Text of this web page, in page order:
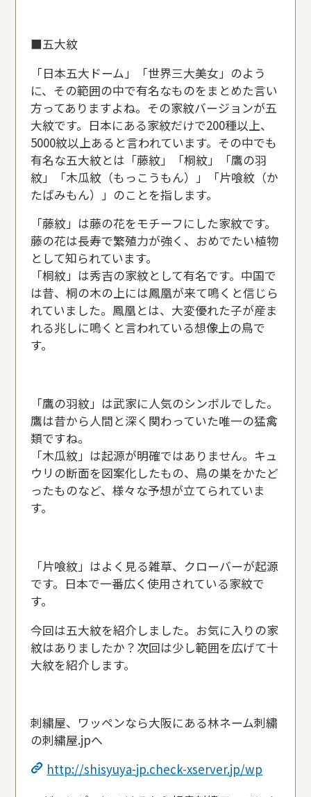
■五大紋
「日本五大ドーム」「世界三大美女」のよう
に、その範囲の中で有名なものをまとめた言い
方ってありますよね。その家紋バージョンが五
大紋です。日本にある家紋だけで200種以上、
5000紋以上あると言われています。その中でも
有名な五大紋とは「藤紋」「桐紋」「鷹の羽
紋」「木瓜紋（もっこうもん）」「片喰紋（か
たばみもん）」のことを指します。
「藤紋」は藤の花をモチーフにした家紋です。
藤の花は長寿で繁殖力が強く、おめでたい植物
として知られています。
「桐紋」は秀吉の家紋として有名です。中国で
は昔、桐の木の上には鳳凰が来て鳴くと信じら
れていました。鳳凰とは、大変優れた子が産ま
れる兆しに鳴くと言われている想像上の鳥で
す。
「鷹の羽紋」は武家に人気のシンボルでした。
鷹は昔から人間と深く関わっていた唯一の猛禽
類ですね。
「木瓜紋」は起源が明確ではありません。キュ
ウリの断面を図案化したもの、鳥の巣をかたど
ったものなど、様々な予想が立てられていま
す。
「片喰紋」はよく見る雑草、クローバーが起源
です。日本で一番広く使用されている家紋で
す。
今回は五大紋を紹介しました。お気に入りの家
紋はありましたか？次回は少し範囲を広げて十
大紋を紹介します。
刺繍屋、ワッペンなら大阪にある林ネーム刺繍
の刺繍屋.jpへ
http://shisyuya-jp.check-xserver.jp/wp